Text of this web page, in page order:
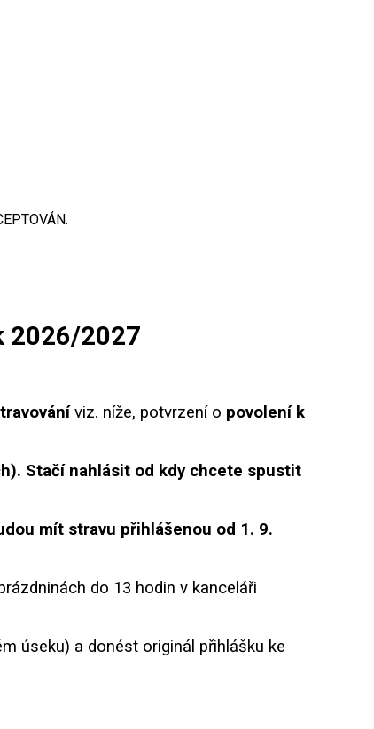
2026/2027
viz. níže, potvrzení o povolení k
Stačí nahlásit od kdy chcete spustit
mít stravu přihlášenou od 1. 9.
do 13 hodin v kanceláři
úseku) a donést originál přihlášku ke